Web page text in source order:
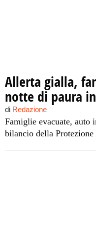
Allerta gialla,
notte di paura
di Redazione
Famiglie evacuate, auto
bilancio della